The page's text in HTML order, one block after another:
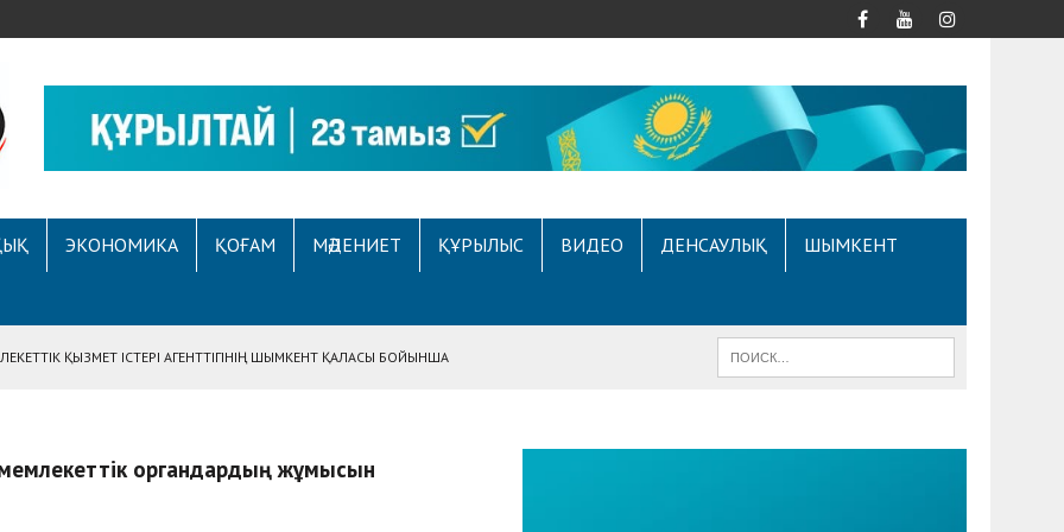
ЭКОНОМИКА ҚОҒАМ МӘДЕНИЕТ ҚҰРЫЛЫС ВИДЕО ДЕНСАУЛЫҚ ШЫМКЕНТ
ҚЫЗМЕТ ІСТЕРІ АГЕНТТІГІНІҢ ШЫМКЕНТ ҚАЛАСЫ БОЙЫНША
САУАТТЫЛЫҚ МӘСЕЛЕЛЕРІ ТАЛҚЫЛАНДЫ
органдардың жұмысын